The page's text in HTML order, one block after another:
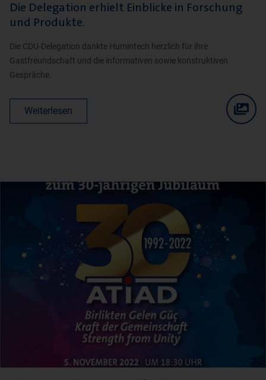
Die Delegation erhielt Einblicke in Forschung
und Produkte.
Die CDU-Delegation dankte Humintech herzlich für ihre
Gastfreundschaft und die informativen sowie konstruktiven
Gespräche.
Weiterlesen